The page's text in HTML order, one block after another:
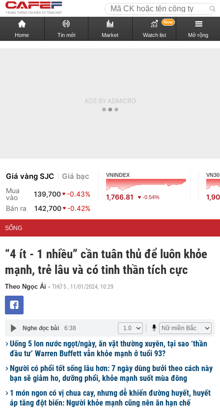
Home Tin mới Market Watch list
New
Mở rộng
Giá vàng SJC Giá bạc
Mua
vào
139,700
-0.43%
Bán ra
142,700 -0.42%
VNINDEX
1,766.81 -0.54%
VN30
SỐNG
“4 ít - 1 nhiều” cần tuân thủ để luôn khỏe
mạnh, trẻ lâu và có tinh thần tích cực
Theo Ngọc Ái - THỨ 5 , 11/01/2024, 10:29
Nghe đọc bài 6:38
Uống 5 lon nước ngọt/ngày, ăn vặt thường xuyên, tại sao ‘thần
đầu tư’ Warren Buffett vẫn khỏe mạnh ở tuổi 93?
Người có phổi tốt sống lâu hơn: 7 ngày dùng bưởi theo cách này
bạn sẽ giảm ho, dưỡng phổi, khỏe mạnh suốt mùa đông
1 món ngon có vị chua cay, nhưng dễ khiến đường huyết, huyết
áp tăng đột biến: Người khỏe mạnh cũng nên ăn hạn chế